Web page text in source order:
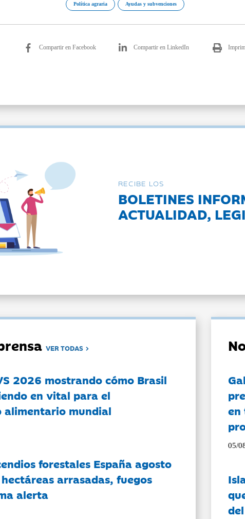
Política agraria Ayudas y subvenciones
Compartir en Facebook Compartir en LinkedIn
RECIBE LOS
BOLETINES
ACTUALIDAD,
VER TODAS
2026 mostrando cómo Brasil
en vital para el
alimentario mundial
forestales España agosto
arrasadas, fuegos
alerta
en
05/